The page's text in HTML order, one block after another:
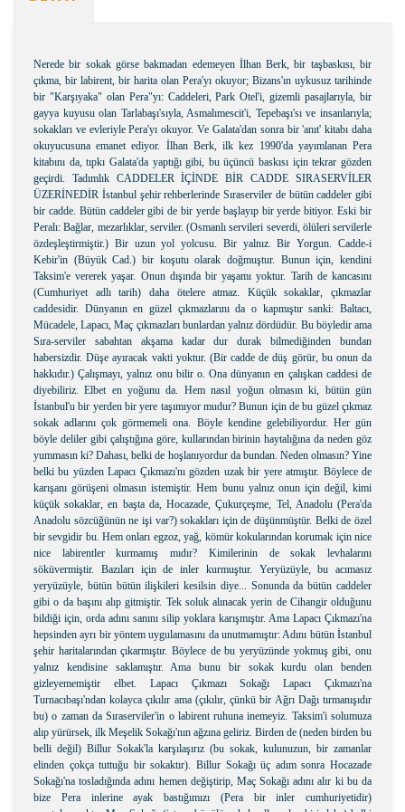
Nerede bir sokak görse bakmadan edemeyen İlhan Berk, bir taşbaskısı, bir
çıkma, bir labirent, bir harita olan Pera'yı okuyor; Bizans'ın uykusuz tarihinde
bir "Karşıyaka" olan Pera"yı: Caddeleri, Park Otel'i, gizemli pasajlarıyla, bir
gayya kuyusu olan Tarlabaşı'sıyla, Asmalımescit'i, Tepebaşı'sı ve insanlarıyla;
sokakları ve evleriyle Pera'yı okuyor. Ve Galata'dan sonra bir 'anıt' kitabı daha
okuyucusuna emanet ediyor. İlhan Berk, ilk kez 1990'da yayımlanan Pera
kitabını da, tıpkı Galata'da yaptığı gibi, bu üçüncü baskısı için tekrar gözden
geçirdi. Tadımlık CADDELER İÇİNDE BİR CADDE SIRASERVİLER
ÜZERİNEDİR İstanbul şehir rehberlerinde Sıraserviler de bütün caddeler gibi
bir cadde. Bütün caddeler gibi de bir yerde başlayıp bir yerde bitiyor. Eski bir
Peralı: Bağlar, mezarlıklar, serviler. (Osmanlı servileri severdi, ölüleri servilerle
özdeşleştirmiştir.) Bir uzun yol yolcusu. Bir yalnız. Bir Yorgun. Cadde-i
Kebir'in (Büyük Cad.) bir koşutu olarak doğmuştur. Bunun için, kendini
Taksim'e vererek yaşar. Onun dışında bir yaşamı yoktur. Tarih de kancasını
(Cumhuriyet adlı tarih) daha ötelere atmaz. Küçük sokaklar, çıkmazlar
caddesidir. Dünyanın en güzel çıkmazlarını da o kapmıştır sanki: Baltacı,
Mücadele, Lapacı, Maç çıkmazları bunlardan yalnız dördüdür. Bu böyledir ama
Sıra-serviler sabahtan akşama kadar dur durak bilmediğinden bundan
habersizdir. Düşe ayıracak vakti yoktur. (Bir cadde de düş görür, bu onun da
hakkıdır.) Çalışmayı, yalnız onu bilir o. Ona dünyanın en çalışkan caddesi de
diyebiliriz. Elbet en yoğunu da. Hem nasıl yoğun olmasın ki, bütün gün
İstanbul'u bir yerden bir yere taşımıyor mudur? Bunun için de bu güzel çıkmaz
sokak adlarını çok görmemeli ona. Böyle kendine gelebiliyordur. Her gün
böyle deliler gibi çalıştığına göre, kullarından birinin haytalığına da neden göz
yummasın ki? Dahası, belki de hoşlanıyordur da bundan. Neden olmasın? Yine
belki bu yüzden Lapacı Çıkmazı'nı gözden uzak bir yere atmıştır. Böylece de
karışanı görüşeni olmasın istemiştir. Hem bunu yalnız onun için değil, kimi
küçük sokaklar, en başta da, Hocazade, Çukurçeşme, Tel, Anadolu (Pera'da
Anadolu sözcüğünün ne işi var?) sokakları için de düşünmüştür. Belki de özel
bir sevgidir bu. Hem onları egzoz, yağ, kömür kokularından korumak için nice
nice labirentler kurmamış mıdır? Kimilerinin de sokak levhalarını
söküvermiştir. Bazıları için de inler kurmuştur. Yeryüzüyle, bu acımasız
yeryüzüyle, bütün bütün ilişkileri kesilsin diye... Sonunda da bütün caddeler
gibi o da başını alıp gitmiştir. Tek soluk alınacak yerin de Cihangir olduğunu
bildiği için, orda adını sanını silip yoklara karışmıştır. Ama Lapacı Çıkmazı'na
hepsinden ayrı bir yöntem uygulamasını da unutmamıştır: Adını bütün İstanbul
şehir haritalarından çıkarmıştır. Böylece de bu yeryüzünde yokmuş gibi, onu
yalnız kendisine saklamıştır. Ama bunu bir sokak kurdu olan benden
gizleyememiştir elbet. Lapacı Çıkmazı Sokağı Lapacı Çıkmazı'na
Turnacıbaşı'ndan kolayca çıkılır ama (çıkılır, çünkü bir Ağrı Dağı tırmanışıdır
bu) o zaman da Sıraserviler'in o labirent ruhuna inemeyiz. Taksim'i solumuza
alıp yürürsek, ilk Meşelik Sokağı'nın ağzına geliriz. Birden de (neden birden bu
belli değil) Billur Sokak'la karşılaşırız (bu sokak, kulunuzun, bir zamanlar
elinden çokça tuttuğu bir sokaktır). Billur Sokağı üç adım sonra Hocazade
Sokağı'na tosladığında adını hemen değiştirip, Maç Sokağı adını alır ki bu da
bize Pera inlerine ayak bastığımızı (Pera bir inler cumhuriyetidir)